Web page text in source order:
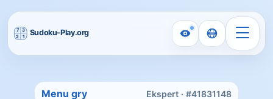
Expert levelMenu gry Ekspert · #41831148